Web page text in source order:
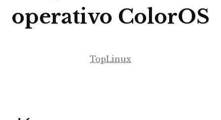
operativo ColorOS
TopLinux